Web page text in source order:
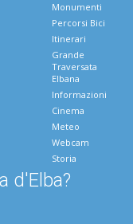
Monumenti
Percorsi Bici
Itinerari
Grande
Traversata
Elbana
Informazioni
Cinema
Meteo
Webcam
Storia
d'Elba?